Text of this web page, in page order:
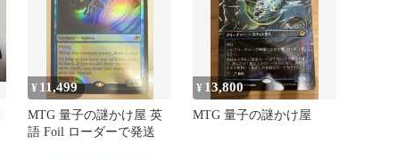
¥ 11,499
MTG 量子の謎かけ屋 英
語 Foil ローダーで発送
¥ 13,800
MTG 量子の謎かけ屋